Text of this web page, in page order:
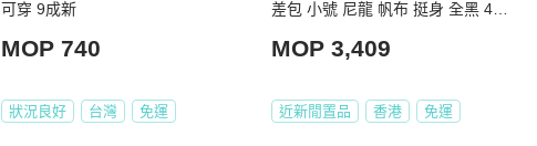
可穿 9成新
MOP 740
狀況良好 台灣 免運
差包 小號 尼龍 帆布 挺身 全黑 48
Black x PHW
MOP 3,409
近新閒置品 香港 免運